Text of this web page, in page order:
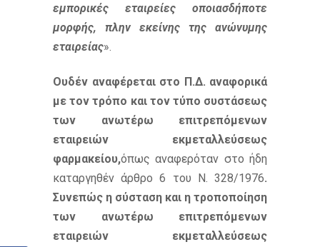
εμπορικές εταιρείες οποιασδήποτε
μορφής, πλην εκείνης της ανώνυμης
εταιρείας».
Ουδέν αναφέρεται στο Π.Δ. αναφορικά
με τον τρόπο και τον τύπο συστάσεως
των ανωτέρω επιτρεπόμενων
εταιρειών εκμεταλλεύσεως
φαρμακείου,όπως αναφερόταν στο ήδη
καταργηθέν άρθρο 6 του Ν. 328/1976.
Συνεπώς η σύσταση και η τροποποίηση
των ανωτέρω επιτρεπόμενων
εταιρειών εκμεταλλεύσεως